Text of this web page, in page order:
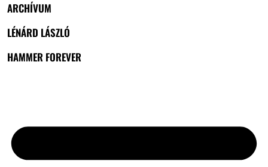
ARCHÍVUM
LÉNÁRD LÁSZLÓ
HAMMER FOREVER